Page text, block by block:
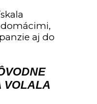
aj do
VOLALA